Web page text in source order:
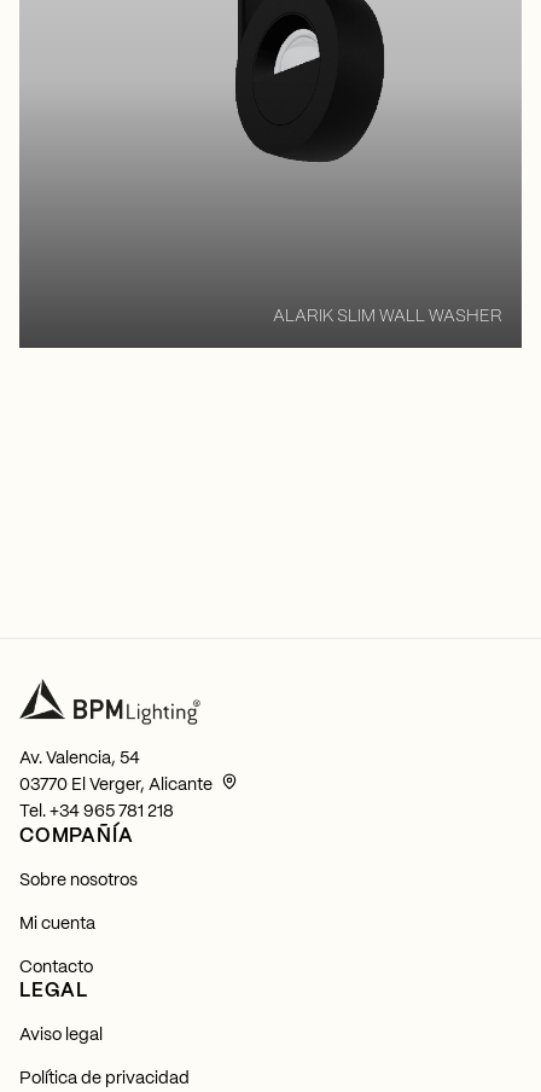
ALARIK SLIM WALL WASHER
Av. Valencia, 54
03770 El Verger, Alicante
Tel. +34 965 781 218
COMPAÑÍA
Sobre nosotros
Mi cuenta
Contacto
LEGAL
Aviso legal
Política de privacidad